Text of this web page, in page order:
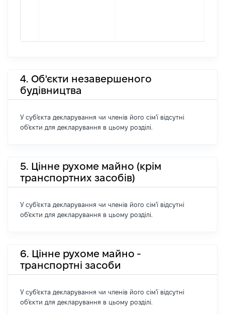
4. Об'єкти незавершеного
будівництва
У суб'єкта декларування чи членів його сім'ї відсутні
об'єкти для декларування в цьому розділі.
5. Цінне рухоме майно (крім
транспортних засобів)
У суб'єкта декларування чи членів його сім'ї відсутні
об'єкти для декларування в цьому розділі.
6. Цінне рухоме майно -
транспортні засоби
У суб'єкта декларування чи членів його сім'ї відсутні
об'єкти для декларування в цьому розділі.